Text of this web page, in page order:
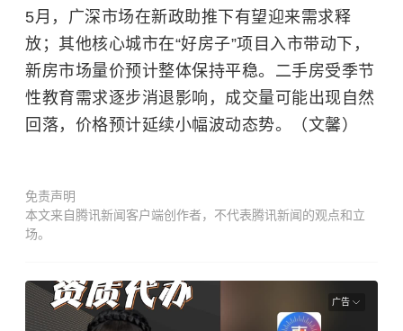
5月，广深市场在新政助推下有望迎来需求释
放；其他核心城市在“好房子”项目入市带动下，
新房市场量价预计整体保持平稳。二手房受季节
性教育需求逐步消退影响，成交量可能出现自然
回落，价格预计延续小幅波动态势。（文馨）
免责声明
本文来自腾讯新闻客户端创作者，不代表腾讯新闻的观点和立
场。
广告